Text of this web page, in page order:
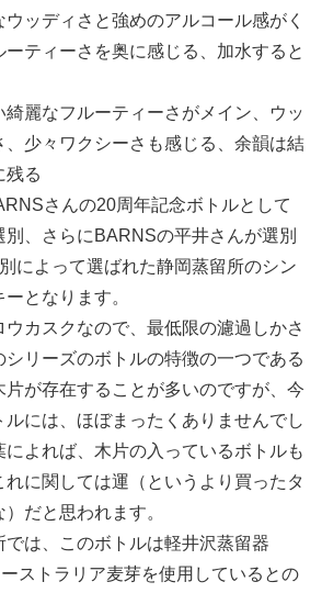
ッディさと強めのアルコール感がく
ーティーさを奥に感じる、加水すると
麗なフルーティーさがメイン、ウッ
、少々ワクシーさも感じる、余韻は結
残る
さんの20周年記念ボトルとして
、さらにBARNSの平井さんが選別
によって選ばれた静岡蒸留所のシン
となります。
カスクなので、最低限の濾過しかさ
リーズのボトルの特徴の一つである
が存在することが多いのですが、今
ルには、ほぼまったくありませんでし
よれば、木片の入っているボトルも
に関しては運（というより買ったタ
だと思われます。
は、このボトルは軽井沢蒸留器
ーストラリア麦芽を使用しているとの